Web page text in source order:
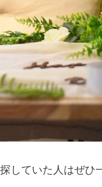
していた人はぜひ